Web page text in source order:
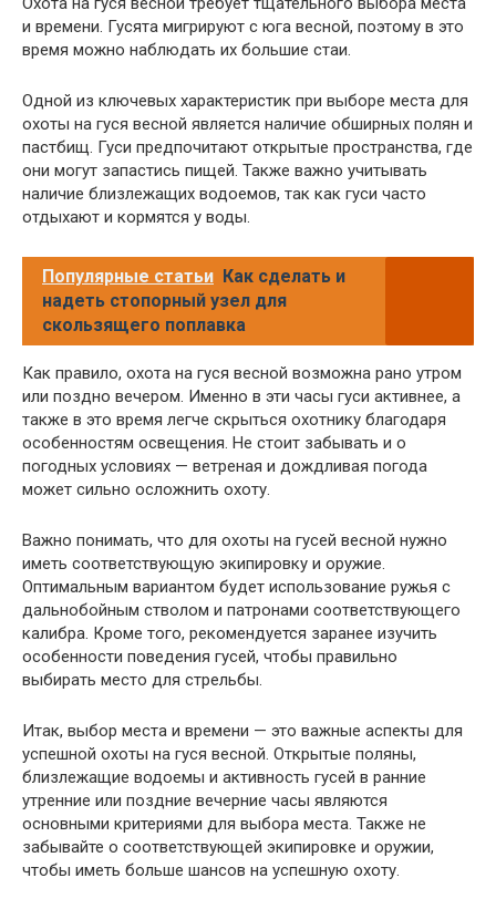
и времени. Гусята мигрируют с юга весной, поэтому в это
время можно наблюдать их большие стаи.
Одной из ключевых характеристик при выборе места для
охоты на гуся весной является наличие обширных полян и
пастбищ. Гуси предпочитают открытые пространства, где
они могут запастись пищей. Также важно учитывать
наличие близлежащих водоемов, так как гуси часто
отдыхают и кормятся у воды.
Популярные статьи Как сделать и
надеть стопорный узел для
скользящего поплавка
Как правило, охота на гуся весной возможна рано утром
или поздно вечером. Именно в эти часы гуси активнее, а
также в это время легче скрыться охотнику благодаря
особенностям освещения. Не стоит забывать и о
погодных условиях — ветреная и дождливая погода
может сильно осложнить охоту.
Важно понимать, что для охоты на гусей весной нужно
иметь соответствующую экипировку и оружие.
Оптимальным вариантом будет использование ружья с
дальнобойным стволом и патронами соответствующего
калибра. Кроме того, рекомендуется заранее изучить
особенности поведения гусей, чтобы правильно
выбирать место для стрельбы.
Итак, выбор места и времени — это важные аспекты для
успешной охоты на гуся весной. Открытые поляны,
близлежащие водоемы и активность гусей в ранние
утренние или поздние вечерние часы являются
основными критериями для выбора места. Также не
забывайте о соответствующей экипировке и оружии,
чтобы иметь больше шансов на успешную охоту.